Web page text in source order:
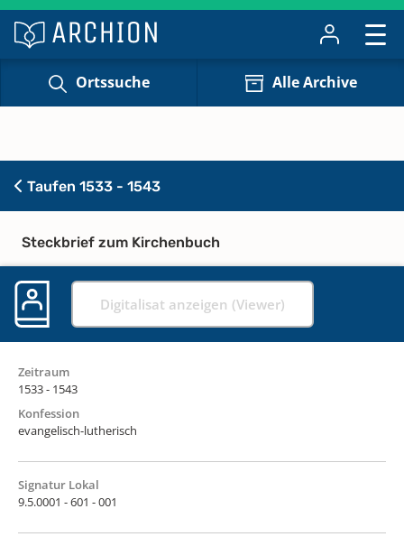
Ortssuche Alle Archive
Taufen 1533 - 1543
Steckbrief zum Kirchenbuch
Digitalisat anzeigen (Viewer)
Zeitraum
1533 - 1543
Konfession
evangelisch-lutherisch
Signatur Lokal
9.5.0001 - 601 - 001